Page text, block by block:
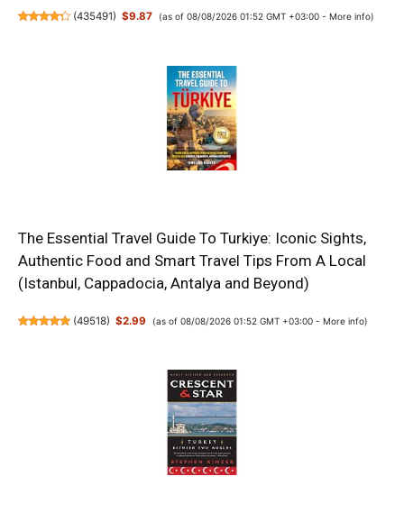
(435491) $9.87 (as of 08/08/2026 01:52 GMT +03:00 - More info)
The Essential Travel Guide To Turkiye: Iconic Sights,
Authentic Food and Smart Travel Tips From A Local
(Istanbul, Cappadocia, Antalya and Beyond)
(49518) $2.99 (as of 08/08/2026 01:52 GMT +03:00 - More info)